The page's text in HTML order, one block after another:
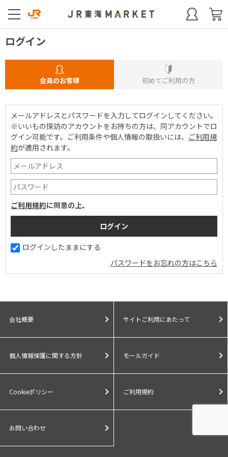
ログイン
会員のお客様 初めてご利用の方
メールアドレスとパスワードを入力してログインしてください。
※いいもの探訪のアカウントをお持ちの方は、同アカウントでロ
グイン可能です。 ご利用条件や個人情報の取扱いには、 ご利用規
約が適用されます。
ご利用規約に同意の上、
ログインしたままにする
パスワードをお忘れの方はこちら
会社概要 サイトご利用にあたって
個人情報保護に関する方針 モールガイド
Cookieポリシー ご利用規約
お問い合わせ